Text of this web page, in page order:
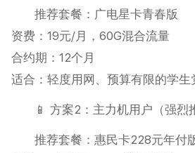
推荐套餐：广电星卡青春版
资费：19元/月，60G混合流量
合约期：12个月
适合：轻度用网、预算有限的学生
📱 方案2：主力机用户（强烈
推荐套餐：惠民卡228元年付